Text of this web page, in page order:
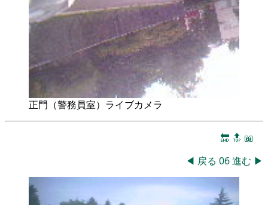
正門（警務員室）ライブカメラ
🔚 🔝 📖
◀ 戻る 06進む ▶